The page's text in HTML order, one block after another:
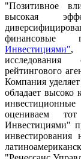
"Позитивное
высокая
финансовые
Инвестициями",
исследования
рейтингового
Компания
обладает высоко
оцениваем
Инвестициями"
инвестирования